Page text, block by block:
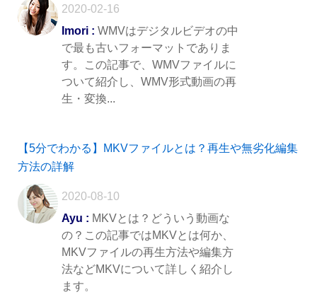
2020-02-16
Imori : WMVはデジタルビデオの中
で最も古いフォーマットでありま
す。この記事で、WMVファイルに
ついて紹介し、WMV形式動画の再
生・変換...
【5分でわかる】MKVファイルとは？再生や無劣化編集
方法の詳解
2020-08-10
Ayu : MKVとは？どういう動画な
の？この記事ではMKVとは何か、
MKVファイルの再生方法や編集方
法などMKVについて詳しく紹介し
ます。